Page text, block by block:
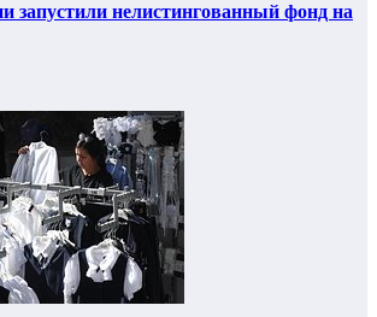
запустили нелистингованный фонд на